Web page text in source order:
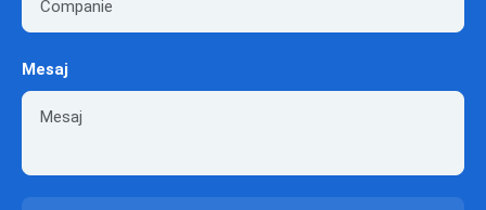
Mesaj